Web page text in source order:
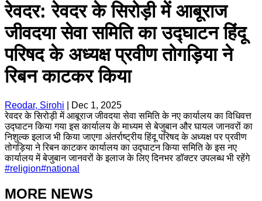
रेवदर: रेवदर के सिरोड़ी में आबूराज
जीवदया सेवा समिति का उद्घाटन हिंदू
परिषद के अध्यक्ष प्रवीण तोगड़िया ने
रिबन काटकर किया
Reodar, Sirohi
Dec 1, 2025
रेवदर के सिरोड़ी में आबूराज जीवदया सेवा समिति के नए कार्यालय का विधिवत्त
उद्घाटन किया गया इस कार्यालय के माध्यम से बेजुबान और घायल जानवरों का
निशुल्क इलाज भी किया जाएगा अंतर्राष्ट्रीय हिंदू परिषद के अध्यक्ष पर प्रवीण
तोगड़िया ने रिबन काटकर कार्यालय का उद्घाटन किया समिति के इस नए
कार्यालय में बेजुबान जानवरों के इलाज के लिए दिनभर डॉक्टर उपलब्ध भी रहेंगे
#religion#national
MORE NEWS